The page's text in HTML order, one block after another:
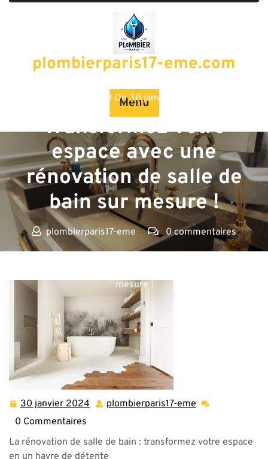
plombierparis17-eme.com
Menu
Posted On 30 janvier 2024
Transformez votre
espace avec une
rénovation de salle de
bain sur mesure !
plombierparis17-eme
0 commentaires
mesure !
30 janvier 2024 30 plombierparis17-eme plombierparis17-
0 Commentaires
La rénovation de salle de bain : transformez votre espace
en un havre de détente